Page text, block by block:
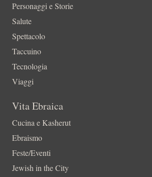
Personaggi e Storie
Salute
Spettacolo
Taccuino
Tecnologia
Viaggi
Vita Ebraica
Cucina e Kasherut
Ebraismo
Feste/Eventi
Jewish in the City